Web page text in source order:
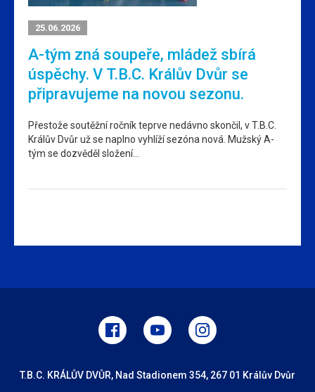
25.06.2026
A-tým zná soupeře, mládež sbírá
úspěchy. V T.B.C. Králův Dvůr se
připravujeme na novou sezonu.
Přestože soutěžní ročník teprve nedávno skončil, v T.B.C.
Králův Dvůr už se naplno vyhlíží sezóna nová. Mužský A-
tým se dozvěděl složení…
T.B.C. KRÁLŮV DVŮR, Nad Stadionem 354, 267 01 Králův Dvůr